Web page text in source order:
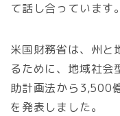
て話し合っています。
米国財務省は、州と
るために、地域社会
助計画法から3,500
を発表しました。